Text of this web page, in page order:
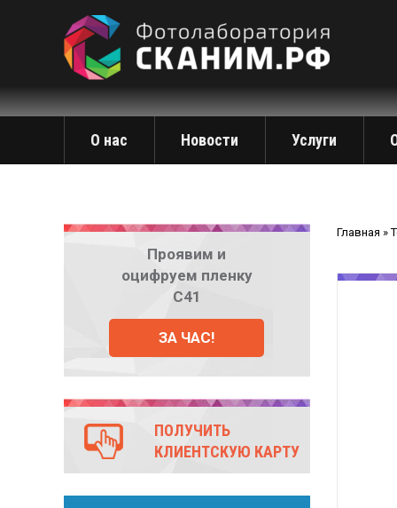
О нас Новости Услуги
Проявим и
оцифруем пленку
С41
ЗА ЧАС!
ПОЛУЧИТЬ
КЛИЕНТСКУЮ КАРТУ
Главная »